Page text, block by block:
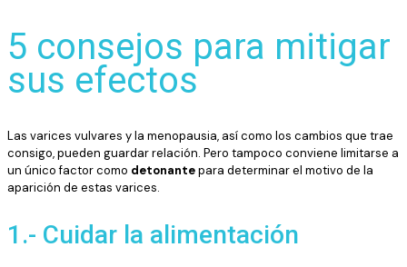
5 consejos para mitigar
sus efectos
Las varices vulvares y la menopausia, así como los cambios que trae
consigo, pueden guardar relación. Pero tampoco conviene limitarse a
un único factor como detonantepara determinar el motivo de la
aparición de estas varices.
1.- Cuidar la alimentación